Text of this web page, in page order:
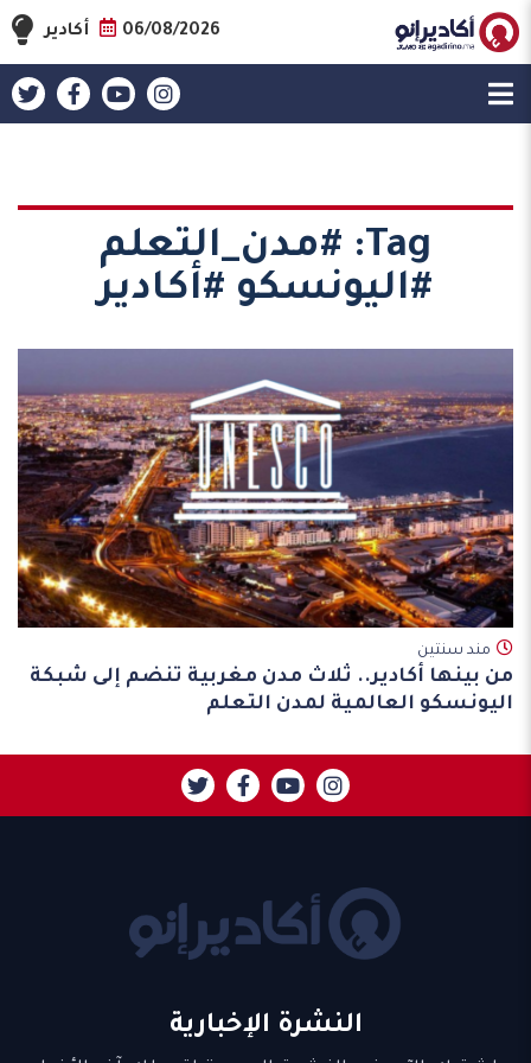
06/08/2026 أكادير
Tag:
#مدن_التعلم
#اليونسكو #أكادير
مند سنتين
من بينها أكادير.. ثلاث مدن مغربية تنضم إلى شبكة
اليونسكو العالمية لمدن التعلم
النشرة الإخبارية